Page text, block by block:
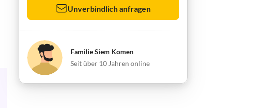
Unverbindlich anfragen
Familie Siem Komen
Seit über 10 Jahren online